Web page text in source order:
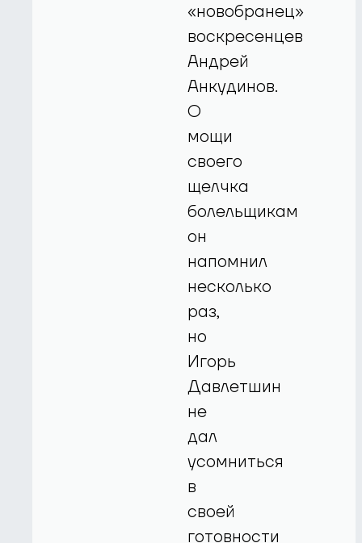
«новобранец»
воскресенцев
Андрей
Анкудинов.
О
мощи
своего
щелчка
болельщикам
он
напомнил
несколько
раз,
но
Игорь
Давлетшин
не
дал
усомниться
в
своей
готовности